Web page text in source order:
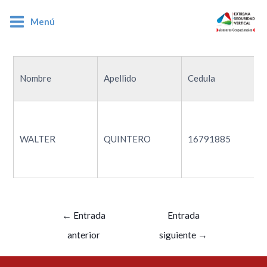
Menú
Nombre Apellido Cedula
WALTER QUINTERO 16791885
← Entrada
anterior
Entrada
siguiente →